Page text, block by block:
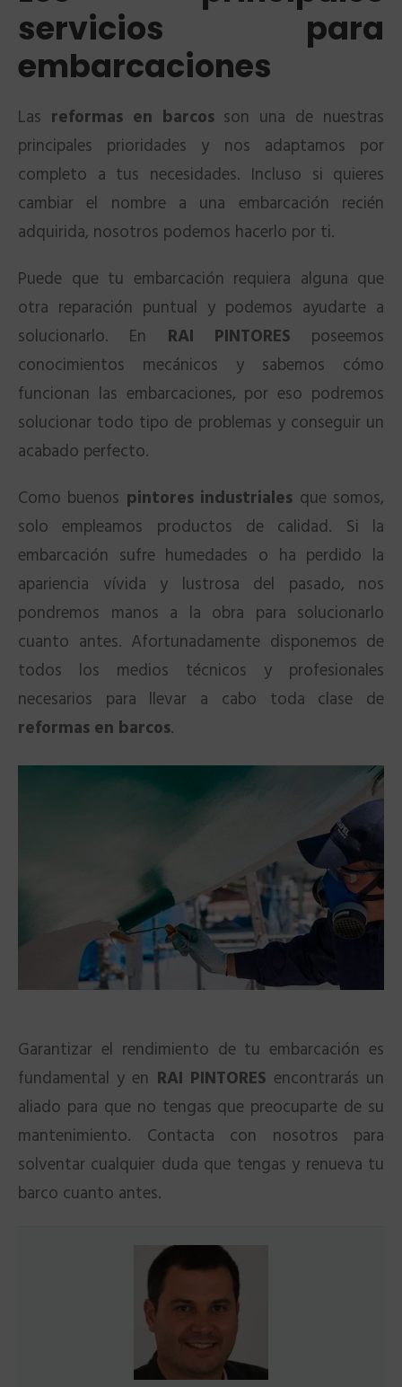
servicios para
embarcaciones
Las reformas en barcosson una de nuestras
principales prioridades y nos adaptamos por
completo a tus necesidades. Incluso si quieres
cambiar el nombre a una embarcación recién
adquirida, nosotros podemos hacerlo por ti.
Puede que tu embarcación requiera alguna que
otra reparación puntual y podemos ayudarte a
solucionarlo. En RAI PINTORES poseemos
conocimientos mecánicos y sabemos cómo
funcionan las embarcaciones, por eso podremos
solucionar todo tipo de problemas y conseguir un
acabado perfecto.
Como buenos pintores industriales que somos,
solo empleamos productos de calidad. Si la
embarcación sufre humedades o ha perdido la
apariencia vívida y lustrosa del pasado, nos
pondremos manos a la obra para solucionarlo
cuanto antes. Afortunadamente disponemos de
todos los medios técnicos y profesionales
necesarios para llevar a cabo toda clase de
reformas en barcos.
Garantizar el rendimiento de tu embarcación es
fundamental y en RAI PINTORES encontrarás un
aliado para que no tengas que preocuparte de su
mantenimiento. Contacta con nosotros para
solventar cualquier duda que tengas y renueva tu
barco cuanto antes.